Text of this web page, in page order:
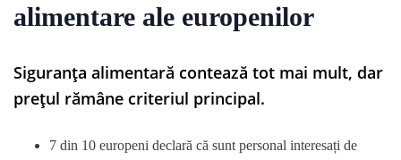
alimentare ale europenilor
Siguranța alimentară contează tot mai mult, dar
prețul rămâne criteriul principal.
7 din 10 europeni declară că sunt personal interesați de